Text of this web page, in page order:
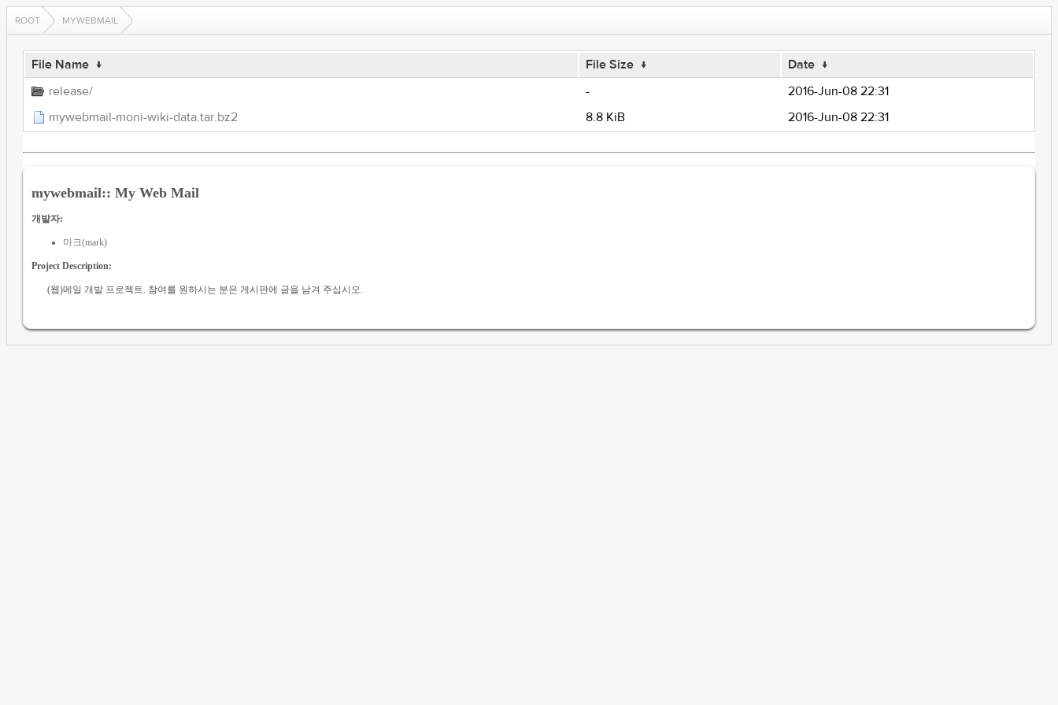
ROOT MYWEBMAIL
File Name ↓ File Size ↓ Date ↓
release/
-
2016-Jun-08 22:31
mywebmail-moni-wiki-data.tar.bz2
8.8 KiB 2016-Jun-08 22:31
mywebmail:: My Web Mail
개발자:
마크(mark)
Project Description:
(웹)메일 개발 프로젝트. 참여를 원하시는 분은 게시판에 글을 남겨 주십시오.